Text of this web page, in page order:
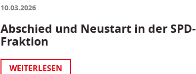
10.03.2026
Abschied und Neustart in der SPD-
Fraktion
WEITERLESEN